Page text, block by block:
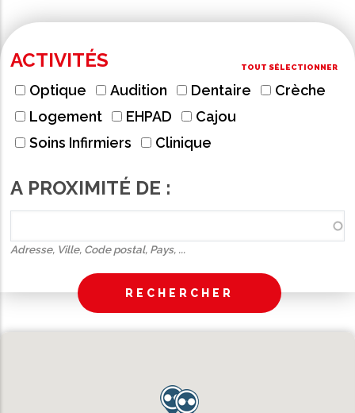
ACTIVITÉS TOUT SÉLECTIONNER
Optique Audition Dentaire
Crèche
Logement
EHPAD
Cajou
Soins Infirmiers
Clinique
A PROXIMITÉ DE :
Adresse, Ville, Code postal, Pays, ...